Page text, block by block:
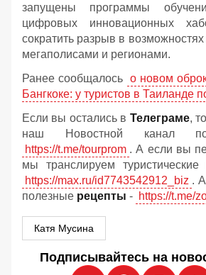
запущены программы
цифровых инновационных
сократить разрыв в
мегаполисами и регионами.
Ранее сообщалось о новом
Бангкоке: у туристов в Таиланде
Если вы остались в Телеграме,
наш Новостной канал
https://t.me/tourprom . А если вы
мы транслируем
https://max.ru/id7743542912_biz .
полезные рецепты - https://t.me/
Катя Мусина
Подписывайтесь на